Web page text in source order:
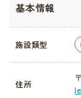
基本情報
施設類型
住所